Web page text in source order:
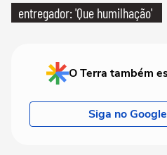
entregador: 'Que humilhação'
O Terra também
Siga no